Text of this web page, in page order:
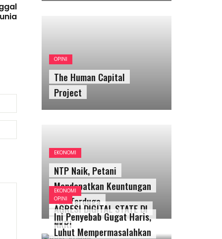
OPINI
The Human Capital
Project
EKONOMI
NTP Naik, Petani
Mendapatkan Keuntungan
Tak Terduga
EKONOMI
AGRESI DIGITAL STATE DI
NKRI
OPINI
Ini Penyebab Gugat Haris,
Luhut Mempermasalahkan